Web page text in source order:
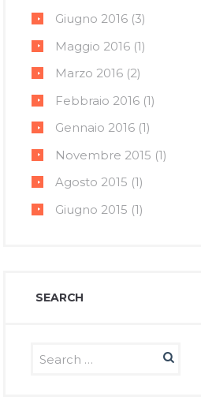
Giugno 2016 (3)
Maggio 2016 (1)
Marzo 2016 (2)
Febbraio 2016 (1)
Gennaio 2016 (1)
Novembre 2015 (1)
Agosto 2015 (1)
Giugno 2015 (1)
SEARCH